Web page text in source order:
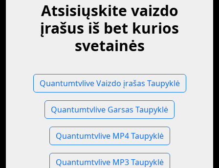
Atsisiųskite vaizdo
įrašus iš bet kurios
svetainės
Quantumtvlive Vaizdo įrašas Taupyklė
Quantumtvlive Garsas Taupyklė
Quantumtvlive MP4 Taupyklė
Quantumtvlive MP3 Taupyklė